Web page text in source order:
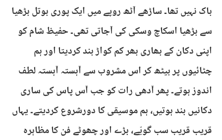
باک نہیں تھا۔ ساڑھے آٹھ روپے میں ایک پوری بوتل بڑھیا
سے بڑھیا اسکاچ وسکی کی آجاتی تھی۔ حفیظ شام کو
اپنی دکان کے بھاری بھر کم کواڑ بند کردیتا اور ہم
چٹائیوں پر بیٹھ کر اس مشروب سے آہستہ آہستہ لطف
اندوز ہوتے۔ پھر آدھی رات کو جب آس پاس کی ساری
دکانیں بند ہوتیں، ہم موسیقی کا دورشروع کردیتے۔ یہاں
قریب قریب سب گویّے، بڑے اور چھوٹے فن کا مظاہرہ